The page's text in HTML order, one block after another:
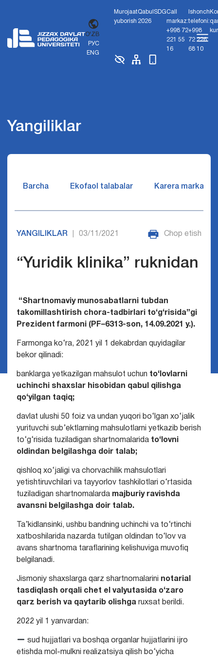
O'ZB
РУС
ENG
Murojaat
yuborish
Qabul
2026
SDGCall
markaz:
+998 72
221 55
16
Ishonch
telefoni:
+998
72 226
68 10
Yangiliklar
Barcha Ekofaol talabalar Karera markazi
YANGILIKLAR 03/11/2021 Chop etish
“Yuridik klinika” ruknidan
“Shartnomaviy munosabatlarni tubdan
takomillashtirish chora-tadbirlari to‘g‘risida”gi
Prezident farmoni (PF–6313-son, 14.09.2021 y.).
Farmonga ko‘ra, 2021 yil 1 dekabrdan quyidagilar
bekor qilinadi:
banklarga yetkazilgan mahsulot uchun to‘lovlarni
uchinchi shaxslar hisobidan qabul qilishga
qo‘yilgan taqiq;
davlat ulushi 50 foiz va undan yuqori bo‘lgan xo‘jalik
yurituvchi sub’ektlarning mahsulotlarni yetkazib berish
to‘g‘risida tuziladigan shartnomalarida to‘lovni
oldindan belgilashga doir talab;
qishloq xo‘jaligi va chorvachilik mahsulotlari
yetishtiruvchilari va tayyorlov tashkilotlari o‘rtasida
tuziladigan shartnomalarda majburiy ravishda
avansni belgilashga doir talab.
Ta’kidlansinki, ushbu bandning uchinchi va to‘rtinchi
xatboshilarida nazarda tutilgan oldindan to‘lov va
avans shartnoma taraflarining kelishuviga muvofiq
belgilanadi.
Jismoniy shaxslarga qarz shartnomalarini
notarial
tasdiqlash orqali chet el valyutasida o‘zaro
qarz berish va qaytarib olishgaruxsat berildi.
2022 yil 1 yanvardan:
sud hujjatlari va boshqa organlar hujjatlarini ijro
etishda mol-mulkni realizatsiya qilish bo‘yicha